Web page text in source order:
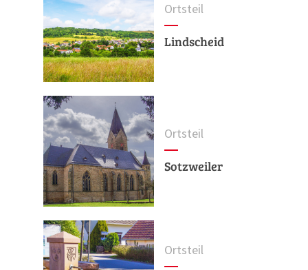
Ortsteil
Lindscheid
Ortsteil
Sotzweiler
Ortsteil